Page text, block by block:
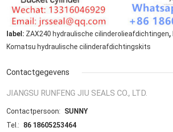
label: ZAX240 hydraulische cilinderolieafdichtingen,
Komatsu hydraulische cilinderafdichtingskits
Contactgegevens
JIANGSU RUNFENG JIU SEALS CO., LTD.
Contactpersoon:
SUNNY
Tel.:
86 18605253464